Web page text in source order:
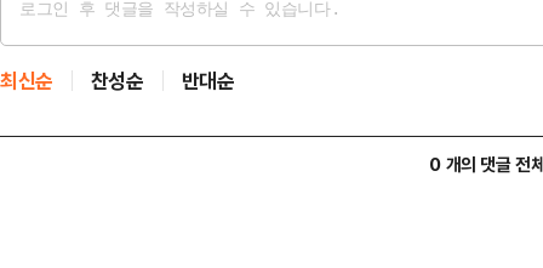
최신순 찬성순 반대순
0 개의 댓글 전